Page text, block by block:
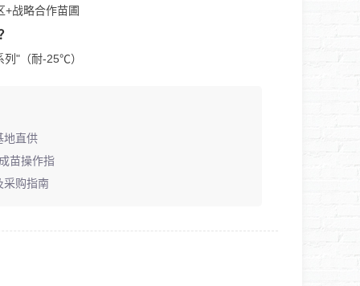
+战略合作苗圃
列"（耐-25℃）
地直供
苗操作指
采购指南